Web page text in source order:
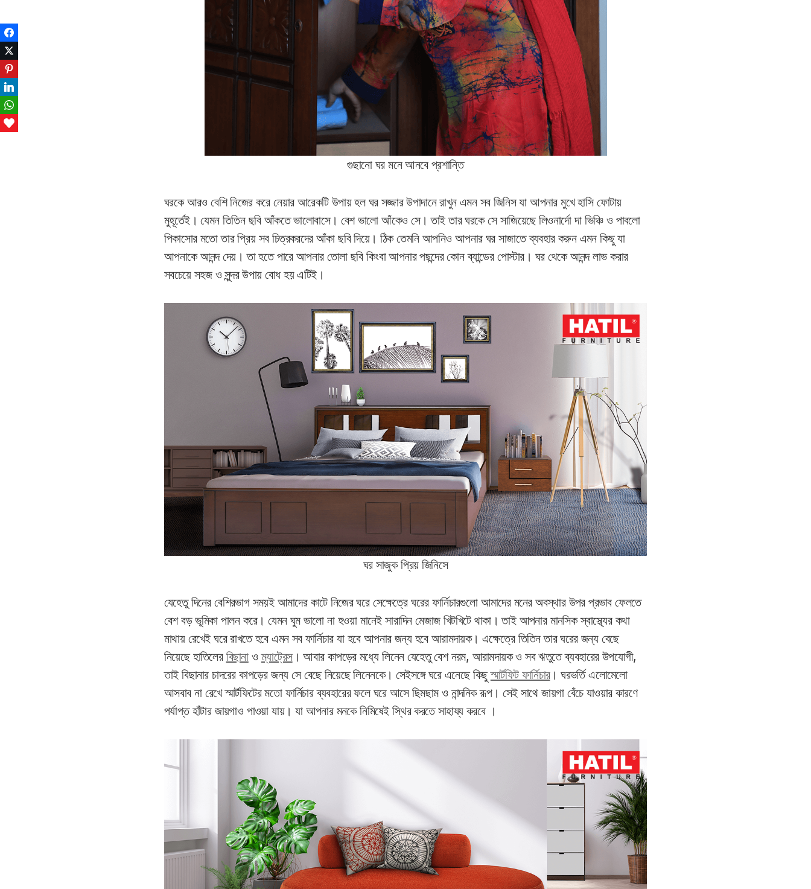
গুছানো ঘর মনে আনবে প্রশান্তি
ঘরকে আরও বেশি নিজের করে নেয়ার আরেকটি উপায় হল ঘর সজ্জার উপাদানে রাখুন এমন সব জিনিস যা আপনার মুখে হাসি ফোটায়
মুহূর্তেই। যেমন তিতিন ছবি আঁকতে ভালোবাসে। বেশ ভালো আঁকেও সে। তাই তার ঘরকে সে সাজিয়েছে লিওনার্দো দা ভিঞ্চি ও পাবলো
পিকাসোর মতো তার প্রিয় সব চিত্রকরদের আঁকা ছবি দিয়ে। ঠিক তেমনি আপনিও আপনার ঘর সাজাতে ব্যবহার করুন এমন কিছু যা
আপনাকে আনন্দ দেয়। তা হতে পারে আপনার তোলা ছবি কিংবা আপনার পছন্দের কোন ব্যান্ডের পোস্টার। ঘর থেকে আনন্দ লাভ করার
সবচেয়ে সহজ ও সুন্দর উপায় বোধ হয় এটিই।
ঘর সাজুক প্রিয় জিনিসে
যেহেতু দিনের বেশিরভাগ সময়ই আমাদের কাটে নিজের ঘরে সেক্ষেত্রে ঘরের ফার্নিচারগুলো আমাদের মনের অবস্থার উপর প্রভাব ফেলতে
বেশ বড় ভূমিকা পালন করে। যেমন ঘুম ভালো না হওয়া মানেই সারাদিন মেজাজ খিটখিটে থাকা। তাই আপনার মানসিক স্বাস্থ্যের কথা
মাথায় রেখেই ঘরে রাখতে হবে এমন সব ফার্নিচার যা হবে আপনার জন্য হবে আরামদায়ক। এক্ষেত্রে তিতিন তার ঘরের জন্য বেছে
নিয়েছে হাতিলের বিছানাওম্যাট্রেস। আবার কাপড়ের মধ্যে লিনেন যেহেতু বেশ নরম, আরামদায়ক ও সব ঋতুতে ব্যবহারের উপযোগী,
তাই বিছানার চাদরের কাপড়ের জন্য সে বেছে নিয়েছে লিনেনকে। সেইসঙ্গে ঘরে এনেছে কিছুস্মার্টফিট ফার্নিচার। ঘরভর্তি এলোমেলো
আসবাব না রেখে স্মার্টফিটের মতো ফার্নিচার ব্যবহারের ফলে ঘরে আসে ছিমছাম ও নান্দনিক রূপ। সেই সাথে জায়গা বেঁচে যাওয়ার কারণে
পর্যাপ্ত হাঁটার জায়গাও পাওয়া যায়। যা আপনার মনকে নিমিষেই স্থির করতে সাহায্য করবে ।